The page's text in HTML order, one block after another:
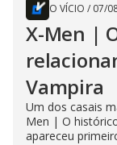
O VÍCIO / 07/
X-Men |
Vampira
Um dos casais
Men | O
apareceu